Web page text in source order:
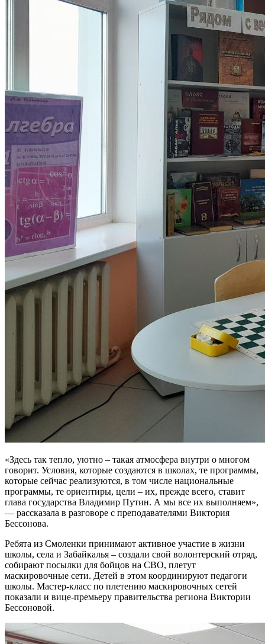
«Здесь так тепло, уютно – такая атмосфера внутри о многом
говорит. Условия, которые создаются в школах, те программы,
которые сейчас реализуются, в том числе национальные
программы, те ориентиры, цели – их, прежде всего, ставит
глава государства Владимир Путин. А мы все их выполняем»,
— рассказала в разговоре с преподавателями Виктория
Бессонова.
Ребята из Смоленки принимают активное участие в жизни
школы, села и Забайкалья – создали свой волонтерский отряд,
собирают посылки для бойцов на СВО, плетут
маскировочные сети. Детей в этом координируют педагоги
школы. Мастер-класс по плетению маскировочных сетей
показали и вице-премьеру правительства региона Виктории
Бессоновой.